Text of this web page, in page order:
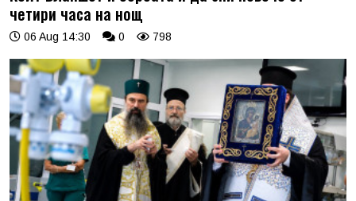
четири часа на нощ
06 Aug 14:30 0 798